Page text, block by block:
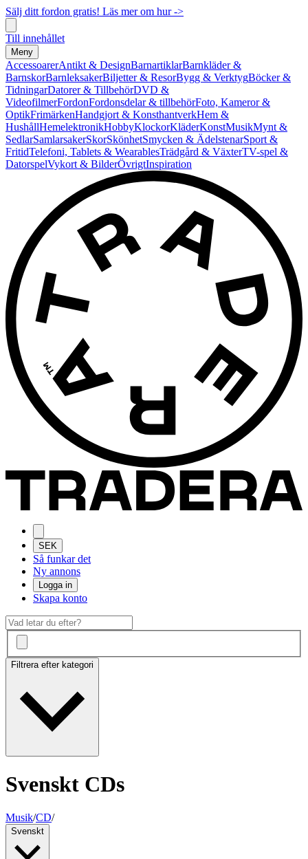
Sälj ditt fordon gratis! Läs mer om hur ->
Till innehållet
Meny
AccessoarerAntikt & DesignBarnartiklarBarnkläder &
BarnskorBarnleksakerBiljetter & ResorBygg & VerktygBöcker &
TidningarDatorer & TillbehörDVD &
VideofilmerFordonFordonsdelar & tillbehörFoto, Kameror &
OptikFrimärkenHandgjort & KonsthantverkHem &
HushållHemelektronikHobbyKlockorKläderKonstMusikMynt &
SedlarSamlarsakerSkorSkönhetSmycken & ÄdelstenarSport &
FritidTelefoni, Tablets & WearablesTrädgård & VäxterTV-spel &
DatorspelVykort & BilderÖvrigtInspiration
SEK
Så funkar det
Ny annons
Logga in
Skapa konto
Filtrera efter kategori
Svenskt CDs
Musik/CD/
Svenskt